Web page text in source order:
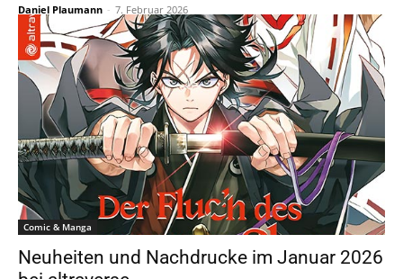
Daniel Plaumann - 7. Februar 2026
Comic & Manga
Neuheiten und Nachdrucke im Januar 2026